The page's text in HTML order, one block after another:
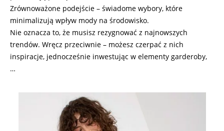
Zrównoważone podejście – świadome wybory, które
minimalizują wpływ mody na środowisko.
Nie oznacza to, że musisz rezygnować z najnowszych
trendów. Wręcz przeciwnie – możesz czerpać z nich
inspiracje, jednocześnie inwestując w elementy garderoby,
…